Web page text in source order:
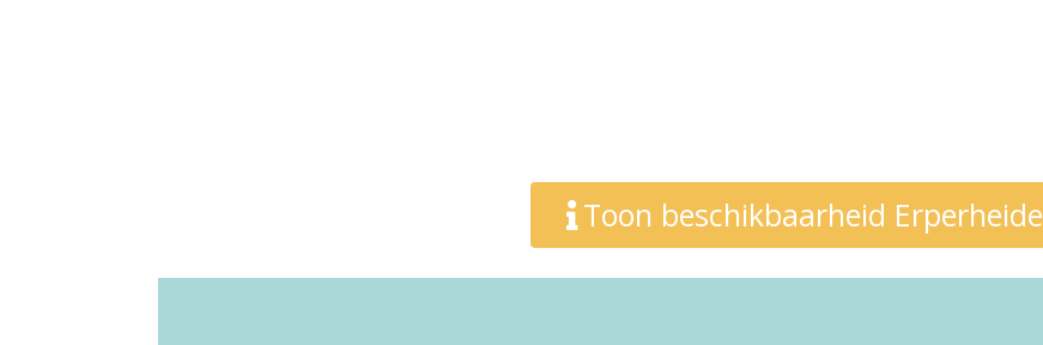
Toon beschikbaarheid Erperheide